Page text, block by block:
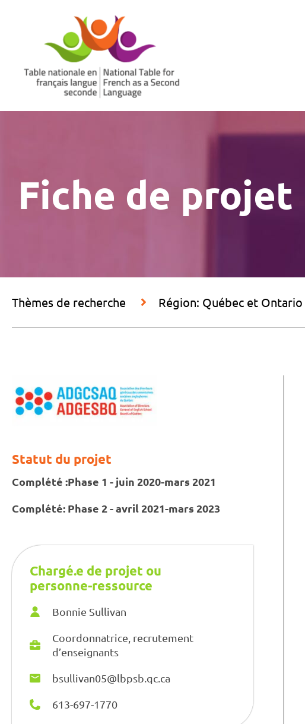
Fiche de projet
Thèmes de recherche Région: Québec et Ontario
Statut du projet
Complété :Phase 1 - juin 2020-mars 2021
Complété: Phase 2 - avril 2021-mars 2023
Chargé.e de projet ou
personne-ressource
Bonnie Sullivan
Coordonnatrice, recrutement
d’enseignants
bsullivan05@lbpsb.qc.ca
613-697-1770